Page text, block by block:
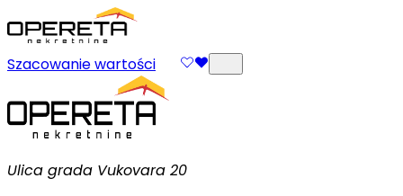
Szacowanie wartości
Ulica grada Vukovara 20